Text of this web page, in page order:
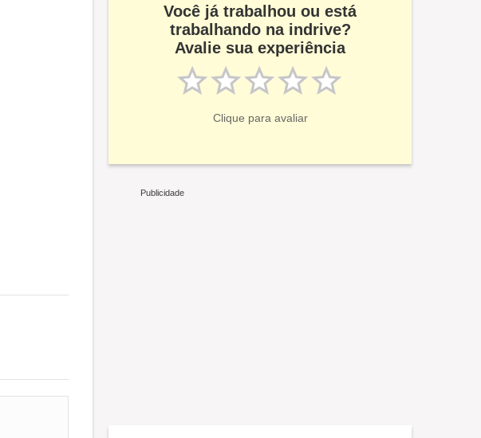
Você já trabalhou ou está
trabalhando na indrive?
Avalie sua experiência
Clique para avaliar